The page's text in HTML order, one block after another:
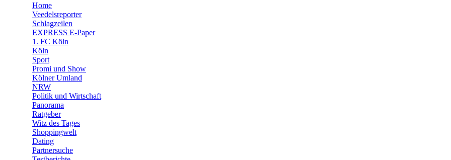
🛒 Shoppingwelt
🧩 Spiele
Home
Veedelsreporter
Schlagzeilen
EXPRESS E-Paper
1. FC Köln
Köln
Sport
Promi und Show
Kölner Umland
NRW
Politik und Wirtschaft
Panorama
Ratgeber
Witz des Tages
Shoppingwelt
Dating
Partnersuche